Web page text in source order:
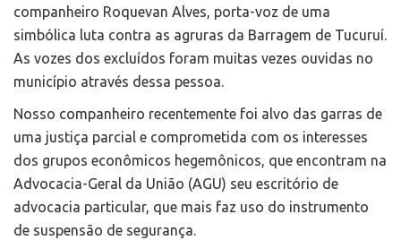
companheiro Roquevan Alves, porta-voz de uma
simbólica luta contra as agruras da Barragem de Tucuruí.
As vozes dos excluídos foram muitas vezes ouvidas no
município através dessa pessoa.
Nosso companheiro recentemente foi alvo das garras de
uma justiça parcial e comprometida com os interesses
dos grupos econômicos hegemônicos, que encontram na
Advocacia-Geral da União (AGU) seu escritório de
advocacia particular, que mais faz uso do instrumento
de suspensão de segurança.